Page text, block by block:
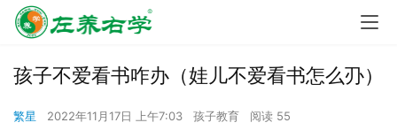
孩子不爱看书咋办（娃儿不爱看书怎么刅）
繁星 2022年11月17日 上午7:03 孩子教育 阅读 55